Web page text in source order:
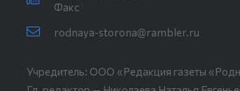
Факс
rodnaya-storona@rambler.ru
Учредитель: ООО «Редакция газеты